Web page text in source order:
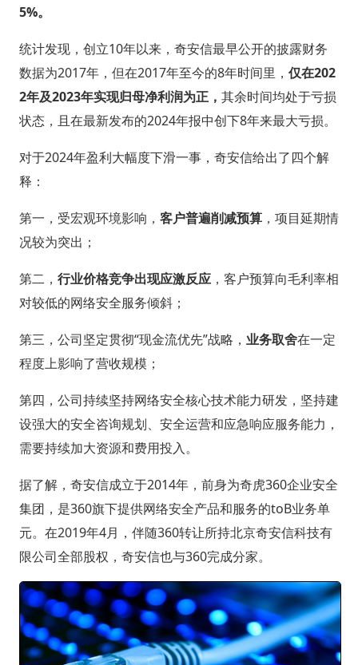
5%。
统计发现，创立10年以来，奇安信最早公开的披露财务
数据为2017年，但在2017年至今的8年时间里， 仅在202
2年及2023年实现归母净利润为正， 其余时间均处于亏损
状态，且在最新发布的2024年报中创下8年来最大亏损。
对于2024年盈利大幅度下滑一事，奇安信给出了四个解
释：
第一，受宏观环境影响， 客户普遍削减预算，项目延期情
况较为突出；
第二， 行业价格竞争出现应激反应，客户预算向毛利率相
对较低的网络安全服务倾斜；
第三，公司坚定贯彻“现金流优先”战略， 业务取舍在一定
程度上影响了营收规模；
第四，公司持续坚持网络安全核心技术能力研发，坚持建
设强大的安全咨询规划、安全运营和应急响应服务能力，
需要持续加大资源和费用投入。
据了解，奇安信成立于2014年，前身为奇虎360企业安全
集团，是360旗下提供网络安全产品和服务的toB业务单
元。在2019年4月，伴随360转让所持北京奇安信科技有
限公司全部股权，奇安信也与360完成分家。